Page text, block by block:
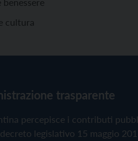
cultura
trasparente
percepisce i contributi
legislativo 15 maggio